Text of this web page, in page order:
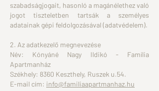
szabadságjogait, hasonló a magánélethez való
jogot tiszteletben tartsák a személyes
adatainak gépi feldolgozásával (adatvédelem).
2. Az adatkezelő megnevezése
Név: Kónyáné Nagy Ildikó - Família
Apartmanház
Székhely: 8360 Keszthely, Ruszek u.54.
E-mail cím: info@familiaapartmanhaz.hu